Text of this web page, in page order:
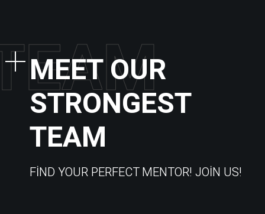
EAM
MEET OUR
STRONGEST
TEAM
FIND YOUR PERFECT MENTOR! JOIN US!